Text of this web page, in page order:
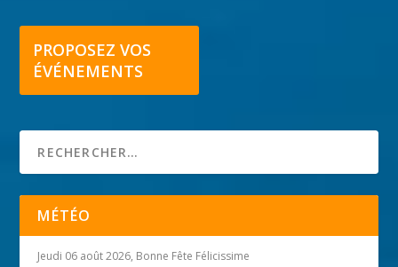
PROPOSEZ VOS
ÉVÉNEMENTS
MÉTÉO
Jeudi 06 août 2026, Bonne Fête Félicissime